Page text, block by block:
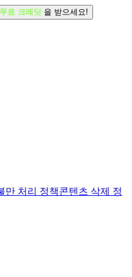
료 크레딧 을 받으세요!
만 처리 정책콘텐츠 삭제 정